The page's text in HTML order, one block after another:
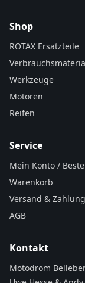
Shop
ROTAX Ersatzteile
Werkzeuge
Motoren
Reifen
Service
Mein Konto /
Warenkorb
Versand & Zahlung
AGB
Kontakt
Motodrom